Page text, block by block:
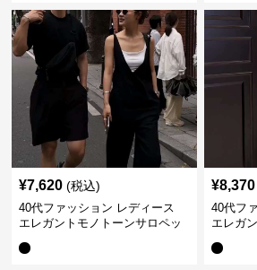
¥7,620 (税込)
40代ファッション レディース
エレガントモノトーンサロペッ
ン
¥8,370
40代フ
エレガ
ワン